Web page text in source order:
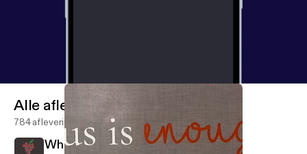
Alle afleveringen
784 afleveringen
When?